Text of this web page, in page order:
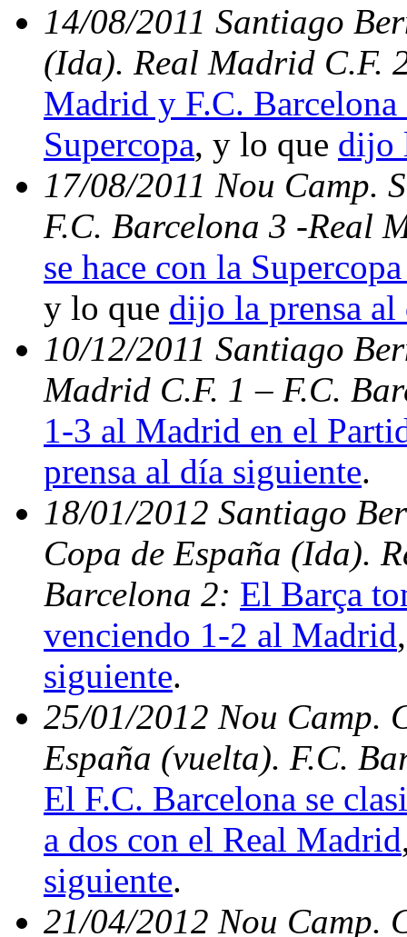
14/08/2011 Santiago
(Ida). Real Madrid C.F.
Madrid y F.C. Barcelona
Supercopa, y lo que dijo
17/08/2011 Nou Camp.
F.C. Barcelona 3 -Real
se hace con la
y lo que dijo la prensa
10/12/2011 Santiago
Madrid C.F. 1 – F.C.
1-3 al Madrid en el
prensa al día siguiente.
18/01/2012 Santiago
Copa de España (Ida).
Barcelona 2: El Barça
venciendo 1-2 al Madrid
siguiente.
25/01/2012 Nou Camp.
España (vuelta). F.C.
El F.C. Barcelona se
a dos con el Real Madrid
siguiente.
21/04/2012 Nou Camp.